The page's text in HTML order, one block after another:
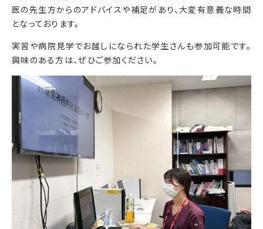
医の先生方からのアドバイスや補足があり、大変有意義な時間
となっております。
実習や病院見学でお越しになられた学生さんも参加可能です。
興味のある方は、ぜひご参加ください。